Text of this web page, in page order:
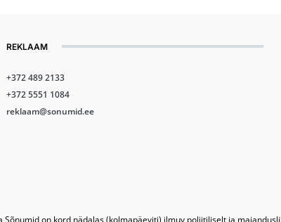
REKLAAM
+372 489 2133
+372 5551 1084
reklaam@sonumid.ee
Sõnumid on kord nädalas (kolmapäeviti) ilmuv poliitiliselt ja